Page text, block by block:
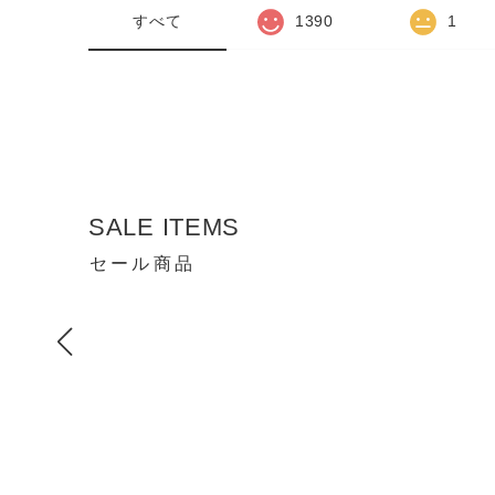
すべて 1390 1
SALE ITEMS
セール商品